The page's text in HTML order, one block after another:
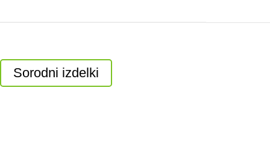
Sorodni izdelki